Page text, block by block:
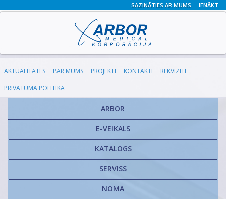
IENĀKT
SAZINĀTIES AR MUMS
AKTUALITĀTES PAR MUMS PROJEKTI KONTAKTI
REKVIZĪTI
PRIVĀTUMA POLITIKA
ARBOR
E-VEIKALS
KATALOGS
​SERVISS
NOMA